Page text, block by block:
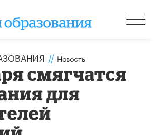
// Новость
смягчатся
для